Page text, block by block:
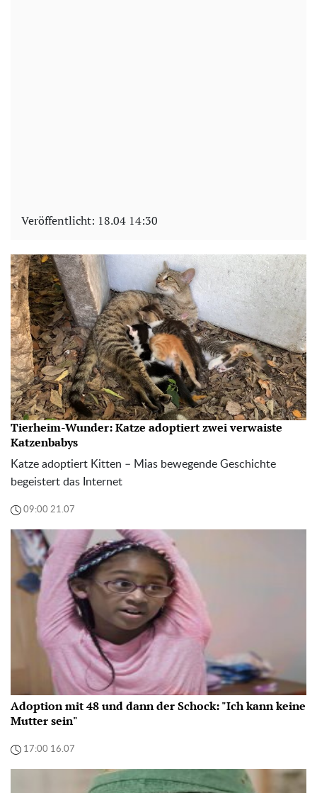
Veröffentlicht: 18.04 14:30
Tierheim-Wunder: Katze adoptiert zwei verwaiste
Katzenbabys
Katze adoptiert Kitten – Mias bewegende Geschichte
begeistert das Internet
09:00 21.07
Adoption mit 48 und dann der Schock: "Ich kann keine
Mutter sein"
17:00 16.07